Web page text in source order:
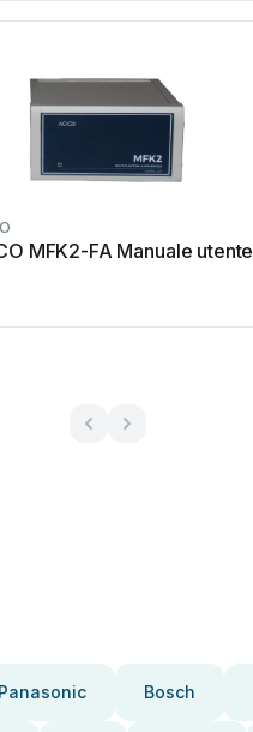
MFK2-FA Manuale utente
Panasonic Bosch